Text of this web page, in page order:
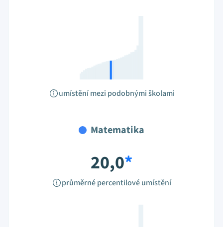
umístění mezi podobnými školami
Matematika
20,0*
průměrné percentilové umístění